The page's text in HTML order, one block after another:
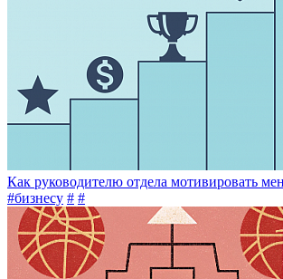
Как руководителю отдела мотивировать
#бизнесу # #